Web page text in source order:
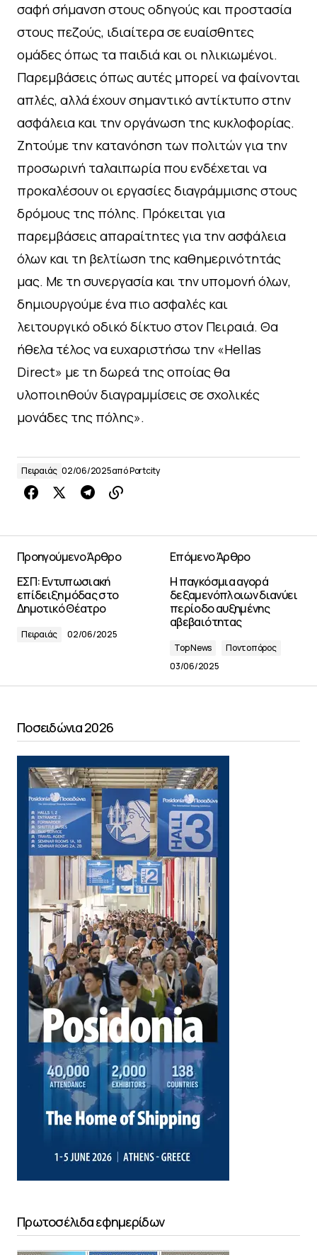
σαφή σήμανση στους οδηγούς και προστασία
στους πεζούς, ιδιαίτερα σε ευαίσθητες
ομάδες όπως τα παιδιά και οι ηλικιωμένοι.
Παρεμβάσεις όπως αυτές μπορεί να φαίνονται
απλές, αλλά έχουν σημαντικό αντίκτυπο στην
ασφάλεια και την οργάνωση της κυκλοφορίας.
Ζητούμε την κατανόηση των πολιτών για την
προσωρινή ταλαιπωρία που ενδέχεται να
προκαλέσουν οι εργασίες διαγράμμισης στους
δρόμους της πόλης. Πρόκειται για
παρεμβάσεις απαραίτητες για την ασφάλεια
όλων και τη βελτίωση της καθημερινότητάς
μας. Με τη συνεργασία και την υπομονή όλων,
δημιουργούμε ένα πιο ασφαλές και
λειτουργικό οδικό δίκτυο στον Πειραιά. Θα
ήθελα τέλος να ευχαριστήσω την «Hellas
Direct» με τη δωρεά της οποίας θα
υλοποιηθούν διαγραμμίσεις σε σχολικές
μονάδες της πόλης».
Πειραιάς 02/06/2025απόPortcity
Προηγούμενο Άρθρο
ΕΣΠ: Εντυπωσιακή
επίδειξη μόδας στο
Δημοτικό Θέατρο
Πειραιάς 02/06/2025
Επόμενο Άρθρο
Η παγκόσμια αγορά
δεξαμενόπλοιων διανύει
περίοδο αυξημένης
αβεβαιότητας
Top News
Ποντοπόρος
03/06/2025
Ποσειδώνια 2026
Πρωτοσέλιδα εφημερίδων